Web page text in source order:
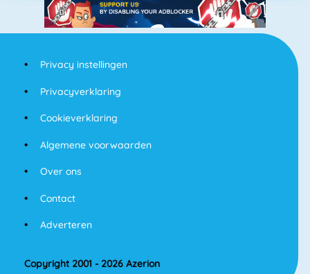
Privacy instellingen
Privacyverklaring
Cookieverklaring
Algemene voorwaarden
Over ons
Contact
Adverteren
Copyright 2001 - 2026 Azerion